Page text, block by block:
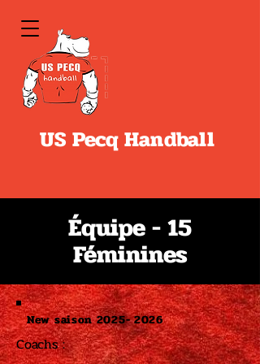
US Pecq Handball
Équipe - 15
Féminines
New saison2025- 2026
Coachs :